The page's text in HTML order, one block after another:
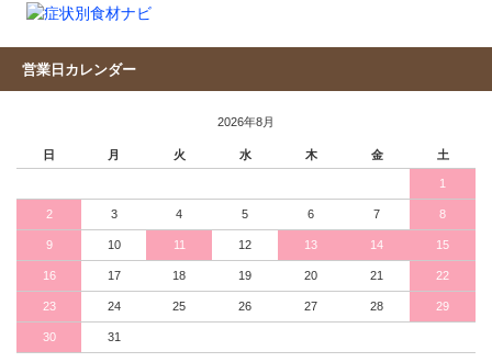
営業日カレンダー
2026年8月
日 月 火 水 木 金 土
1
2 3 4 5 6 7 8
9 10 11 12 13 14 15
16 17 18 19 20 21 22
23 24 25 26 27 28 29
30 31